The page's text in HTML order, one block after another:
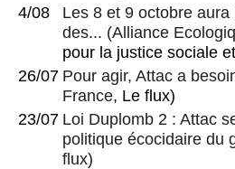
4/08
Les 8 et 9 octobre aura
des... (Alliance
pour la justice sociale
26/07 Pour agir, Attac a
France, Le flux)
23/07 Loi Duplomb 2 : Attac
politique écocidaire du
flux)